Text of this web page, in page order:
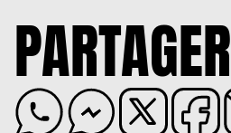
PARTAGER